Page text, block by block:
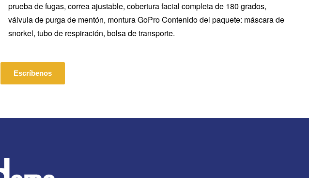
prueba de fugas, correa ajustable, cobertura facial completa de 180 grados,
válvula de purga de mentón, montura GoPro Contenido del paquete: máscara de
snorkel, tubo de respiración, bolsa de transporte.
Escríbenos